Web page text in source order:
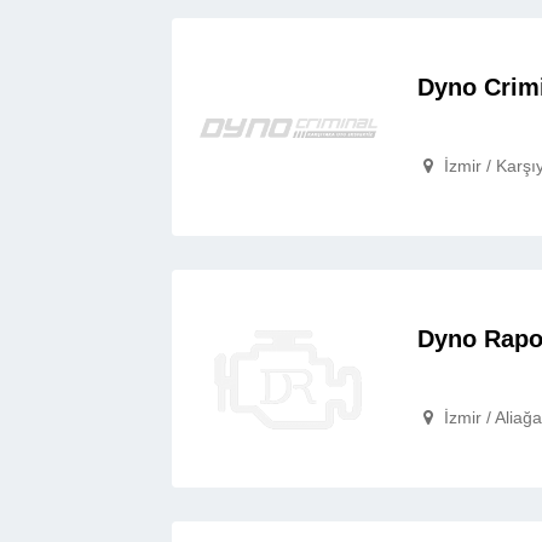
Dyno
 İzmir /
Dyno
 İzmir /